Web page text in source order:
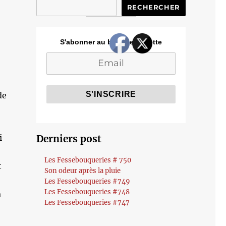
RECHERCHER
S'abonner au blog de Cozette
Derniers post
Les Fessebouqueries # 750
Son odeur après la pluie
Les Fessebouqueries #749
Les Fessebouqueries #748
Les Fessebouqueries #747